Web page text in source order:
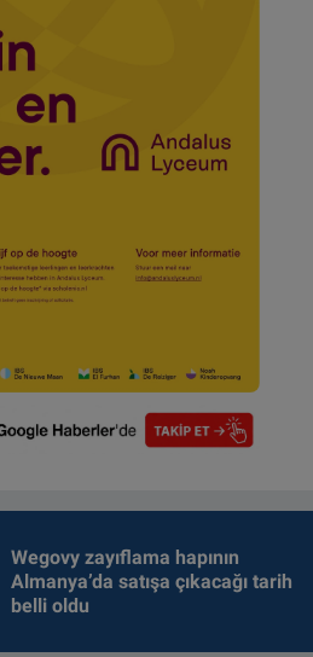
Wegovy zayıflama hapının
Almanya’da satışa çıkacağı tarih
belli oldu